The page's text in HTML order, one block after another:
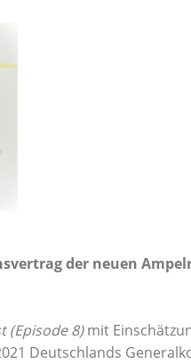
der neuen
(Episode 8)mit
Deutschlands